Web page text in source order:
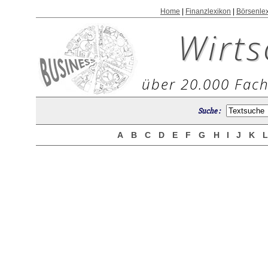
Home Finanzlexikon
über 20.000
Suche :
A B C D E F G H I J K